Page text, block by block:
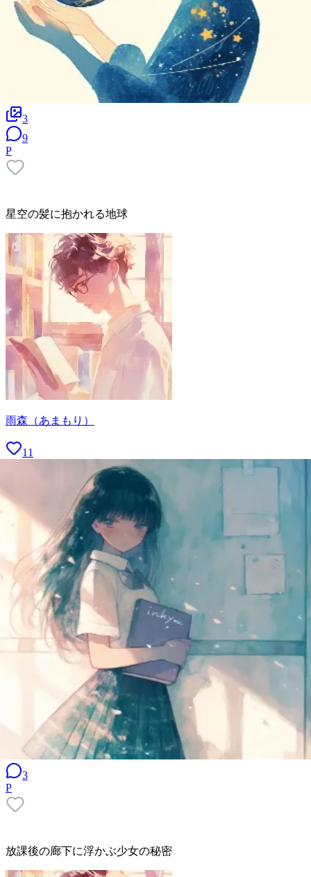
3
9
P
星空の髪に抱かれる地球
雨森（あまもり）
11
3
P
放課後の廊下に浮かぶ少女の秘密